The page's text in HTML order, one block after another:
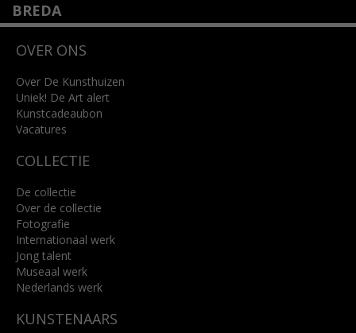
BREDA
4818 SB Breda
info@kunsthuisbreda.nl
Lees meer
OVER ONS
Over De Kunsthuizen
Uniek! De Art alert
Kunstcadeaubon
Vacatures
COLLECTIE
De collectie
Over de collectie
Fotografie
Internationaal werk
Jong talent
Museaal werk
Nederlands werk
KUNSTENAARS